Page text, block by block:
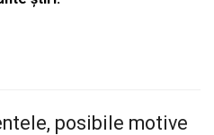
posibile motive